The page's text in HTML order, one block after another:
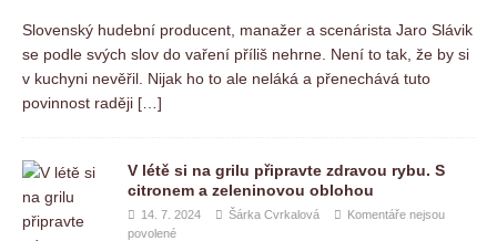
Slovenský hudební producent, manažer a scenárista Jaro Slávik
se podle svých slov do vaření příliš nehrne. Není to tak, že by si
v kuchyni nevěřil. Nijak ho to ale neláká a přenechává tuto
povinnost raději […]
V létě si na grilu připravte zdravou rybu. S
citronem a zeleninovou oblohou
14. 7. 2024 Šárka Cvrkalová
Komentáře nejsou
povolené